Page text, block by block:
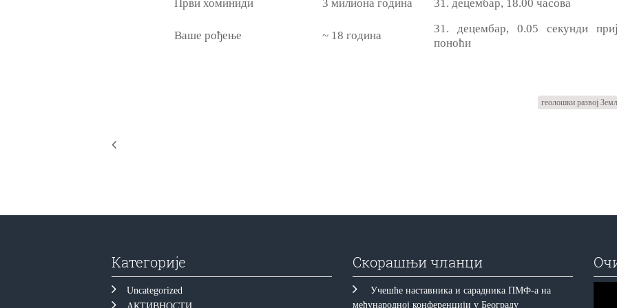
Први хоминиди
3 милиона година 31. децембар, 18.00 часова
Ваше рођење ~ 18 година
31. децембар, 0.05 секунди
поноћи
геолошки развој
Категорије
Uncategorized
Скорашњи чланци
Учешће наставника и сарадника ПМФ-а на
међународној конференцији у Београду